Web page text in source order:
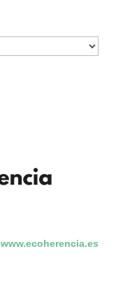
www.ecoherencia.es